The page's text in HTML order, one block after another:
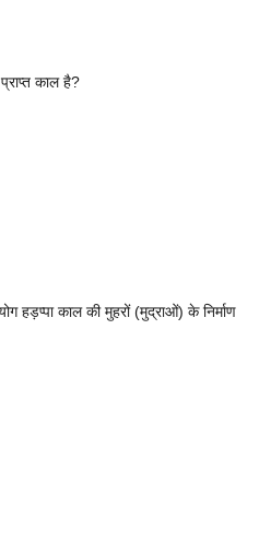
काल है?
हड़प्पा काल की मुहरों (मुद्राओं) के निर्माण